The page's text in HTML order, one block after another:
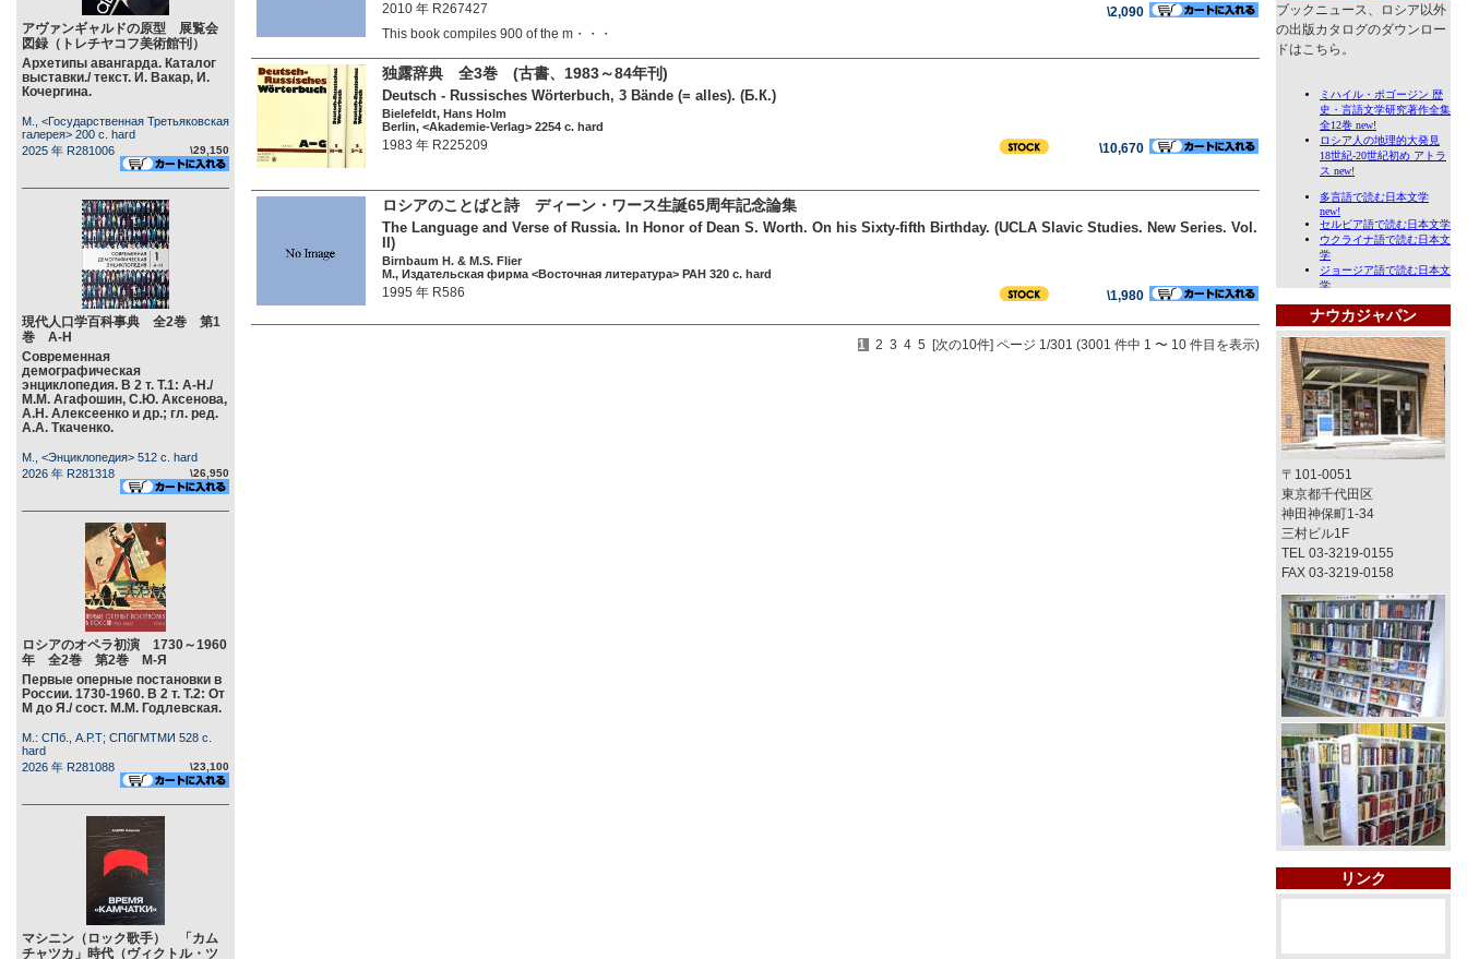
アヴァンギャルドの原型 展覧会
図録（トレチヤコフ美術館刊）
Архетипы авангарда. Каталог
выставки./ текст. И. Вакар, И.
Кочергина.
М., <Государственная Третьяковская
галерея> 200 c. hard
2025 年 R281006
\29,150
現代人口学百科事典 全2巻 第1
巻 А-Н
Современная
демографическая
энциклопедия. В 2 т. Т.1: А-Н./
М.М. Агафошин, С.Ю. Аксенова,
А.Н. Алексеенко и др.; гл. ред.
А.А. Ткаченко.
М., <Энциклопедия> 512 c. hard
2026 年 R281318
\26,950
ロシアのオペラ初演 1730～1960
年 全2巻 第2巻 М-Я
Первые оперные постановки в
России. 1730-1960. В 2 т. Т.2: От
М до Я./ сост. М.М. Годлевская.
М.: СПб., А.Р.Т; СПбГМТМИ 528 c.
hard
2026 年 R281088
\23,100
マシニン（ロック歌手） 「カム
チャツカ」時代（ヴィクトル・ツ
2010 年 R267427
\2,090
This book compiles 900 of the m・・・
独露辞典 全3巻 (古書、1983～84年刊)
Deutsch - Russisches Wörterbuch, 3 Bände (= alles). (Б.К.)
Bielefeldt, Hans Holm
Berlin, <Akademie-Verlag> 2254 c. hard
1983 年 R225209 \10,670
ロシアのことばと詩 ディーン・ワース生誕65周年記念論集
The Language and Verse of Russia. In Honor of Dean S. Worth. On his Sixty-fifth Birthday. (UCLA Slavic Studies. New Series. Vol.
II)
Birnbaum H. & M.S. Flier
М., Издательская фирма <Восточная литература> РАН 320 c. hard
1995 年 R586 \1,980
1 2 3 4 5 [次の10件] ページ 1/301 (3001 件中 1 〜 10 件目を表示)
ブックニュース、ロシア以外
の出版カタログのダウンロー
ドはこちら。
ナウカジャパン
〒101-0051
東京都千代田区
神田神保町1-34
三村ビル1F
TEL 03-3219-0155
FAX 03-3219-0158
リンク